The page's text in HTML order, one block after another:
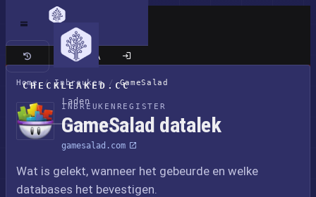
CHECKLEAKED.CC
Laden
Klassieke site
Home / Inbreuken / GameSalad
INBREUKENREGISTER
GameSalad datalek
gamesalad.com
Wat is gelekt, wanneer het gebeurde en welke
databases het bevestigen.